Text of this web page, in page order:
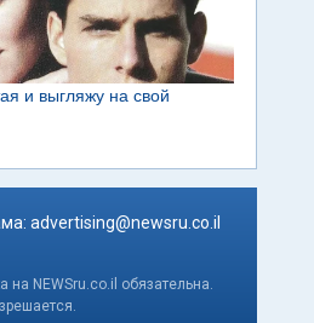
advertising@newsru.co.il
NEWSru.co.il обязательна.